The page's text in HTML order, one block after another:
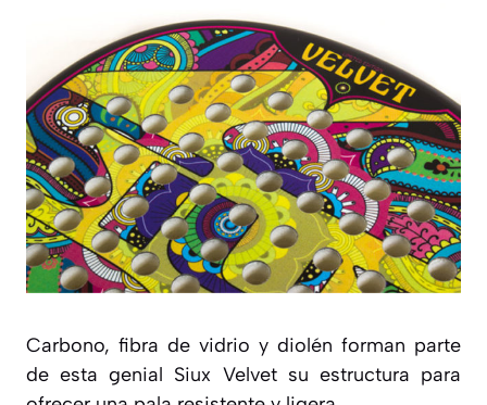
Carbono, fibra de vidrio y diolén forman parte
de esta genial Siux Velvet su estructura para